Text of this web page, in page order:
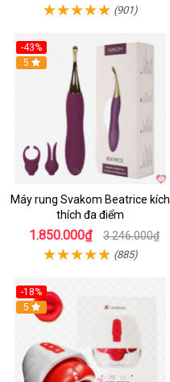
(901)
-43%
Hot
5
Máy rung Svakom Beatrice kích
thích đa điểm
1.850.000₫ 3.246.000₫
(885)
-18%
Hot
5